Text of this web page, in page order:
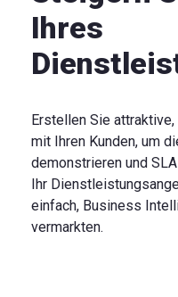
Ihres
Erstellen Sie
mit Ihren Kunden, um
demonstrieren und
Ihr
einfach, Business
vermarkten.